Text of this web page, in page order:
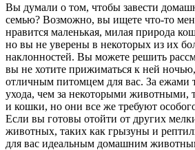
Вы думали о том, чтобы завести
семью? Возможно, вы ищете что-то
нравится маленькая, милая природа
но вы не уверены в некоторых из их
наклонностей. Вы можете решить
вы не хотите прижиматься к ней
отличным питомцем для вас. За ежами
ухода, чем за некоторыми животными,
и кошки, но они все же требуют
Если вы готовы отойти от других
животных, таких как грызуны и
для вас идеальным домашним